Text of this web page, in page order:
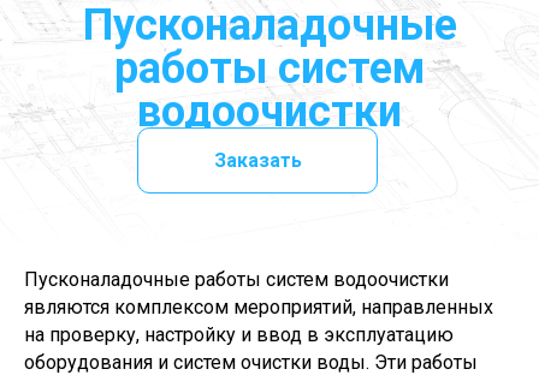
Пусконаладочные
работы систем
водоочистки
Заказать
Пусконаладочные работы систем водоочистки
являются комплексом мероприятий, направленных
на проверку, настройку и ввод в эксплуатацию
оборудования и систем очистки воды. Эти работы